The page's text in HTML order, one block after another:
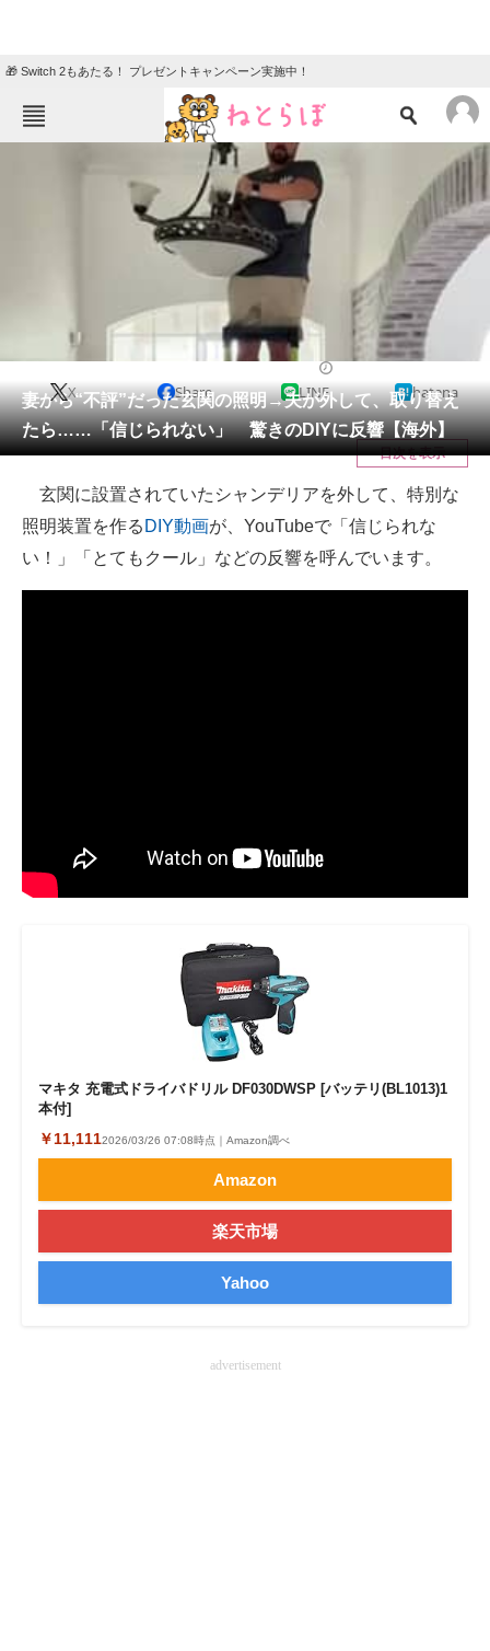
🎁 Switch 2もあたる！ プレゼントキャンペーン実施中！
ニュース
クイズ
地域
教育・育児
リサーチ
会員記事
メディア
注目記事を集めた総合ページ
ITの今と未来を見通す
経営リーダーのコミュニティ
ITエンジニア向け専門サイト
企業向けIT製品の総合サイト
IT製品の技術・比較・事例
製造業のIT導入・活用を支援
モノづくり技術者専門サイト
妻から“不評”だった玄関の照明→夫が外して、取り替え
たら……「信じられない」 驚きのDIYに反響【海外】
X Share LINE hatena
目次を表示
玄関に設置されていたシャンデリアを外して、特別な
照明装置を作る DIY動画が、YouTubeで「信じられな
い！」「とてもクール」などの反響を呼んでいます。
マキタ 充電式ドライバドリル DF030DWSP [バッテリ(BL1013)1
本付]
￥11,1112026/03/26 07:08時点｜Amazon調べ
Amazon
楽天市場
Yahoo
advertisement